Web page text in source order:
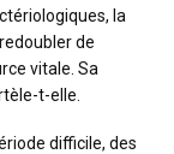
la
de
vitale. Sa
t-elle.
difficile, des